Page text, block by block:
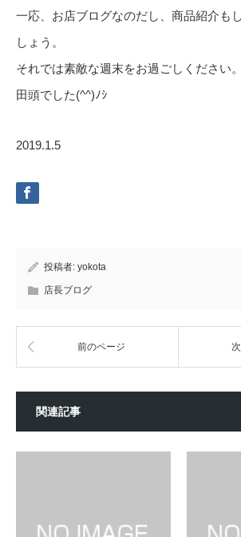
一応、お店ブログなのだし、商品紹介も
しょう。
それでは素敵な週末をお過ごしください。
田頭でした(^^)ﾉｼ
2019.1.5
投稿者: yokota
店長ブログ
前のページ
関連記事